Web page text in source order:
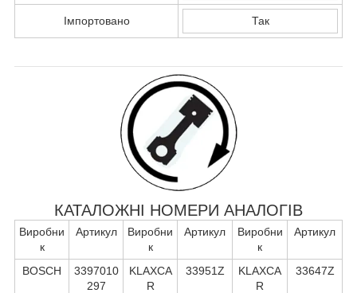
Імпортовано Так
КАТАЛОЖНІ НОМЕРИ АНАЛОГІВ
Виробни
к
Артикул
Виробни
к
Артикул
Виробни
к
Артикул
BOSCH
3397010
297
KLAXCA
R
33951Z
KLAXCA
R
33647Z